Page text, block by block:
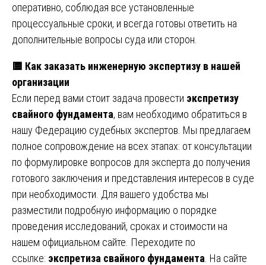
оперативно, соблюдая все установленные
процессуальные сроки, и всегда готовы ответить на
дополнительные вопросы суда или сторон.
🟨 Как заказать инженерную экспертизу в нашей
организации
Если перед вами стоит задача провести экспретизу
свайного фундамента, вам необходимо обратиться в
нашу Федерацию судебных экспертов. Мы предлагаем
полное сопровождение на всех этапах: от консультации
по формулировке вопросов для эксперта до получения
готового заключения и представления интересов в суде
при необходимости. Для вашего удобства мы
разместили подробную информацию о порядке
проведения исследований, сроках и стоимости на
нашем официальном сайте. Переходите по
ссылке: экспретиза свайного фундамента . На сайте